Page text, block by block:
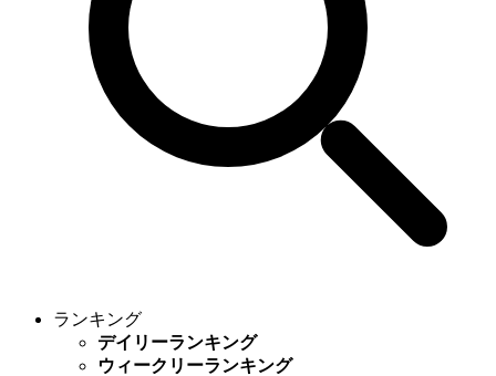
ランキング
デイリーランキング
ウィークリーランキング